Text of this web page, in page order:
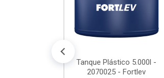
Tanque Plástico 5.000l -
2070025 - Fortlev